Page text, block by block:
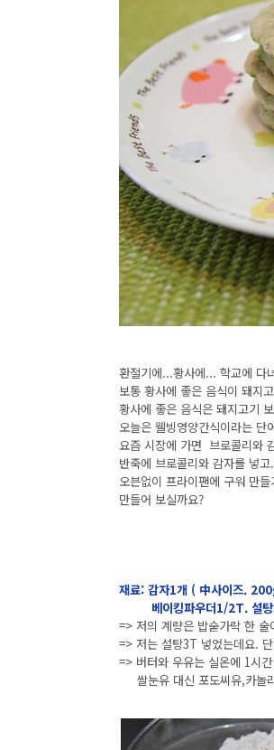
환절기에...황사에... 학교에 다
보통 황사에 좋은 음식이 돼지
황사에 좋은 음식은 돼지고기
오늘은 웰빙영양간식이라는
요즘 시장에 가면 브로콜리와
반죽에 브로콜리와 감자를 넣
오븐없이 프라이팬에 구워 만
만들어 보실까요?
재료: 감자1개 ( 中사이즈.
베이킹파우더1/2T. 설탕
=> 저의 계량은 밥숟가락 한
=> 저는 설탕3T 넣었는데요.
=> 버터와 우유는 실온에 1시
쌀눈유 대신 포도씨유,카놀